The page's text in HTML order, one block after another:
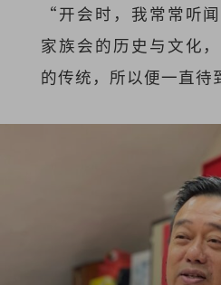
“开会时，我常常听
家族会的历史与文化
的传统，所以便一直待